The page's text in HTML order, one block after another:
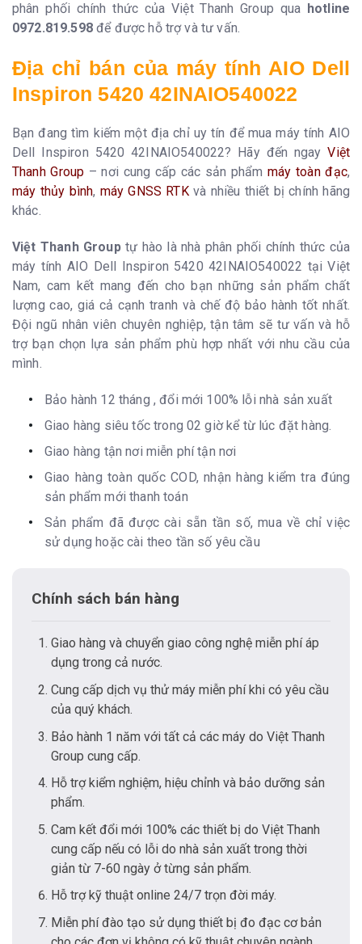
phân phối chính thức của Việt Thanh Group qua hotline
0972.819.598để được hỗ trợ và tư vấn.
Địa chỉ bán của máy tính AIO Dell
Inspiron 5420 42INAIO540022
Bạn đang tìm kiếm một địa chỉ uy tín để mua máy tính AIO
Dell Inspiron 5420 42INAIO540022? Hãy đến ngayViệt
Thanh Group – nơi cung cấp các sản phẩmmáy toàn đạc,
máy thủy bình, máy GNSS RTKvà nhiều thiết bị chính hãng
khác.
Việt Thanh Grouptự hào là nhà phân phối chính thức của
máy tính AIO Dell Inspiron 5420 42INAIO540022 tại Việt
Nam, cam kết mang đến cho bạn những sản phẩm chất
lượng cao, giá cả cạnh tranh và chế độ bảo hành tốt nhất.
Đội ngũ nhân viên chuyên nghiệp, tận tâm sẽ tư vấn và hỗ
trợ bạn chọn lựa sản phẩm phù hợp nhất với nhu cầu của
mình.
Bảo hành 12 tháng , đổi mới 100% lỗi nhà sản xuất
Giao hàng siêu tốc trong 02 giờ kể từ lúc đặt hàng.
Giao hàng tận nơi miễn phí tận nơi
Giao hàng toàn quốc COD, nhận hàng kiểm tra đúng
sản phẩm mới thanh toán
Sản phẩm đã được cài sẵn tần số, mua về chỉ việc
sử dụng hoặc cài theo tần số yêu cầu
Chính sách bán hàng
Giao hàng và chuyển giao công nghệ miễn phí áp
dụng trong cả nước.
Cung cấp dịch vụ thử máy miễn phí khi có yêu cầu
của quý khách.
Bảo hành 1 năm với tất cả các máy do Việt Thanh
Group cung cấp.
Hỗ trợ kiểm nghiệm, hiệu chỉnh và bảo dưỡng sản
phẩm.
Cam kết đổi mới 100% các thiết bị do Việt Thanh
cung cấp nếu có lỗi do nhà sản xuất trong thời
giản từ 7-60 ngày ở từng sản phẩm.
Hỗ trợ kỹ thuật online 24/7 trọn đời máy.
Miễn phí đào tạo sử dụng thiết bị đo đạc cơ bản